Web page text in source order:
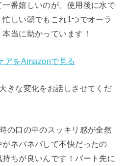
番嬉しいのが、使用後に水で
しい朝でもこれ1つでオーラ
当に助かっています！
アをAmazonで見る
きな変化をお話しさせてくだ
の口の中のスッキリ感が全然
ネバネバして不快だったの
ちが良いんです！パート先に